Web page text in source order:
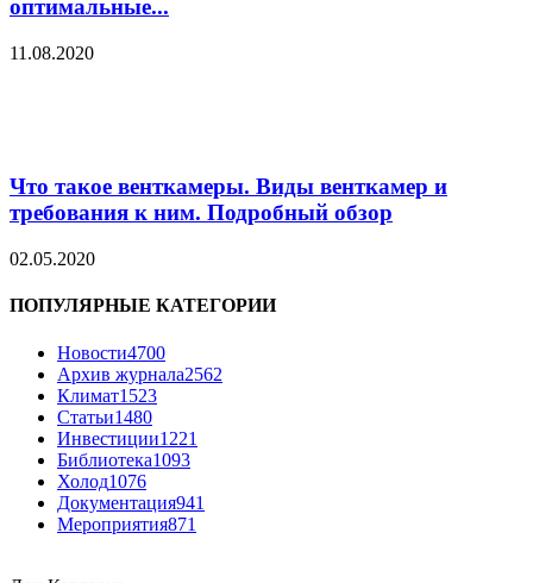
оптимальные...
11.08.2020
Что такое венткамеры. Виды венткамер и
требования к ним. Подробный обзор
02.05.2020
ПОПУЛЯРНЫЕ КАТЕГОРИИ
Новости4700
Архив журнала2562
Климат1523
Статьи1480
Инвестиции1221
Библиотека1093
Холод1076
Документация941
Мероприятия871